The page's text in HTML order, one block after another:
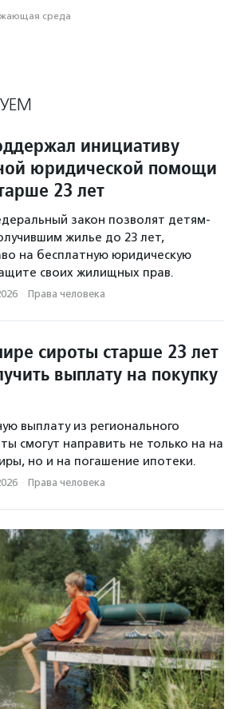
среда
инициативу
юридической помощи
23 лет
закон позволят детям-
жилье до 23 лет,
на бесплатную юридическую
своих жилищных прав.
· Права человека
сироты старше 23 лет
выплату на покупку
выплату из регионального
смогут направить не только на на
но и на погашение ипотеки.
· Права человека